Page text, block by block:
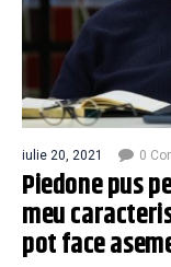
iulie 20, 2021 0
Piedone pus
meu
pot face